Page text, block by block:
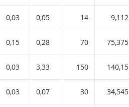
0,03 0,05 14 9,112
0,15 0,28 70 75,375
0,03 3,33 150 140,15
0,03 0,07 30 34,545